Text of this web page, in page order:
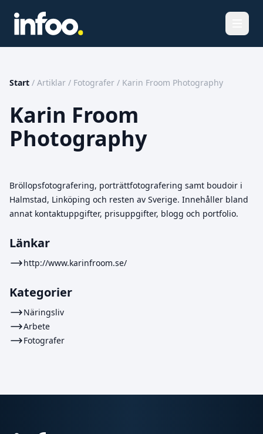
Start / Artiklar / Fotografer / Karin Froom Photography
Karin Froom
Photography
Bröllopsfotografering, porträttfotografering samt boudoir i
Halmstad, Linköping och resten av Sverige. Innehåller bland
annat kontaktuppgifter, prisuppgifter, blogg och portfolio.
Länkar
http://www.karinfroom.se/
Kategorier
Näringsliv
Arbete
Fotografer